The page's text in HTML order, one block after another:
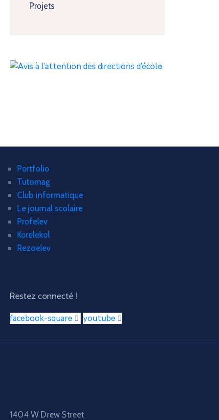
Projets
Portfolio
Tutomag
Club informatique
Le journal scolaire
Profelev
Korelekol
Rezoelev
Restez connecté !
facebook-square youtube
1404 W Drew Street